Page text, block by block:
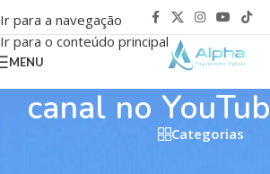
Ir para a navegação
Ir para o conteúdo principal
MENU
canal no
Categorias